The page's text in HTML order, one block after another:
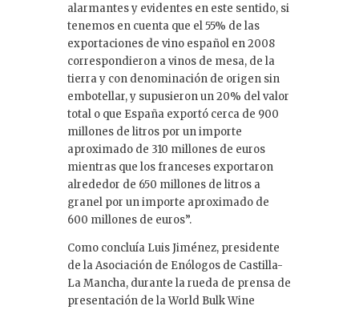
alarmantes y evidentes en este sentido, si
tenemos en cuenta que el 55% de las
exportaciones de vino español en 2008
correspondieron a vinos de mesa, de la
tierra y con denominación de origen sin
embotellar, y supusieron un 20% del valor
total o que España exportó cerca de 900
millones de litros por un importe
aproximado de 310 millones de euros
mientras que los franceses exportaron
alrededor de 650 millones de litros a
granel por un importe aproximado de
600 millones de euros”.
Como concluía Luis Jiménez, presidente
de la Asociación de Enólogos de Castilla-
La Mancha, durante la rueda de prensa de
presentación de la World Bulk Wine